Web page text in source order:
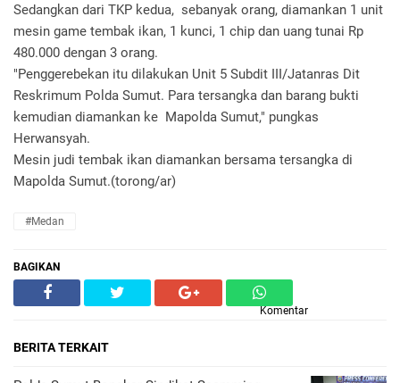
Sedangkan dari TKP kedua, sebanyak orang, diamankan 1 unit
mesin game tembak ikan, 1 kunci, 1 chip dan uang tunai Rp
480.000 dengan 3 orang.
"Penggerebekan itu dilakukan Unit 5 Subdit III/Jatanras Dit
Reskrimum Polda Sumut. Para tersangka dan barang bukti
kemudian diamankan ke Mapolda Sumut," pungkas
Herwansyah.
Mesin judi tembak ikan diamankan bersama tersangka di
Mapolda Sumut.(torong/ar)
#Medan
BAGIKAN
Komentar
BERITA TERKAIT